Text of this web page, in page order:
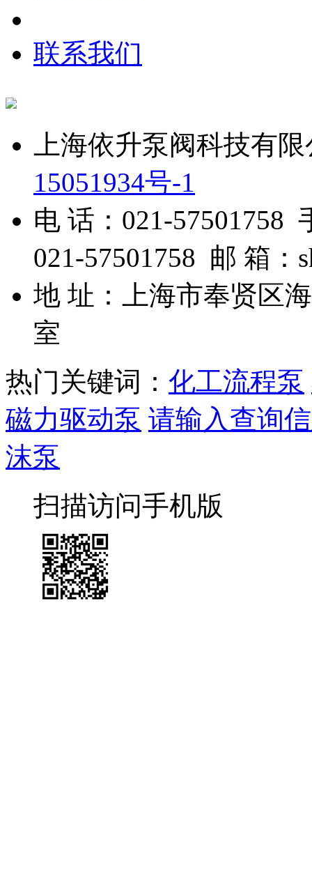
联系我们
上海依升泵阀科技有
15051934号-1
电 话：021-57501758
021-57501758 邮 箱：
地 址：上海市奉贤区
室
热门关键词： 化工流程泵
磁力驱动泵 请输入查询
沫泵
扫描访问手机版